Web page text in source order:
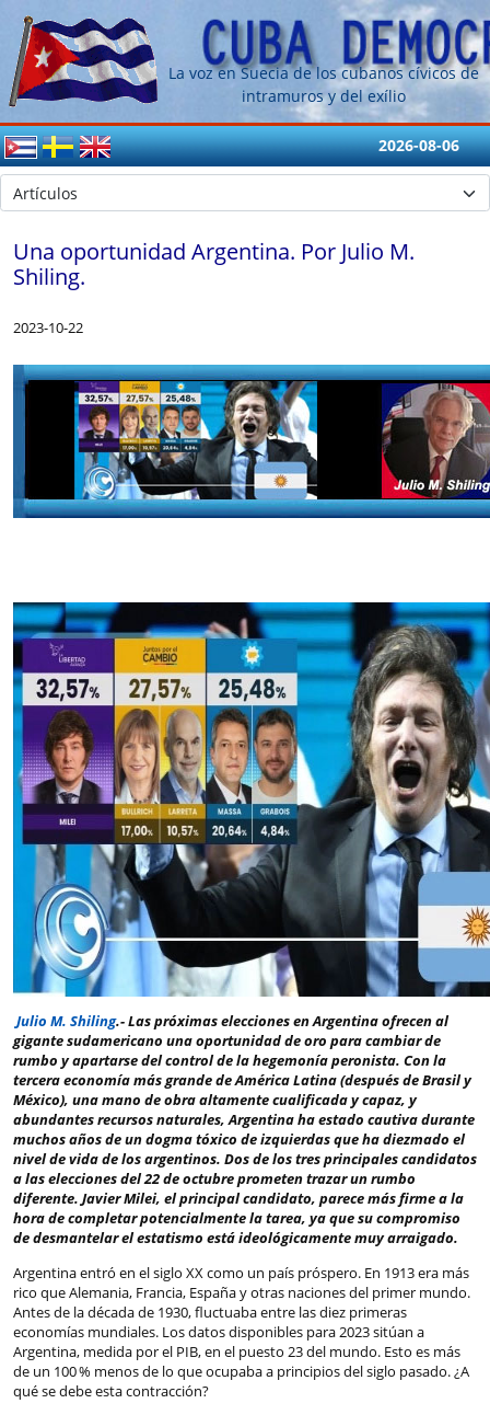
La voz en Suecia de los cubanos cívicos de
intramuros y del exílio
2026-08-06
Una oportunidad Argentina. Por Julio M.
Shiling.
2023-10-22
Julio M. Shiling.-Las próximas elecciones en Argentina ofrecen al
gigante sudamericano una oportunidad de oro para cambiar de
rumbo y apartarse del control de la hegemonía peronista. Con la
tercera economía más grande de América Latina (después de Brasil y
México), una mano de obra altamente cualificada y capaz, y
abundantes recursos naturales, Argentina ha estado cautiva durante
muchos años de un dogma tóxico de izquierdas que ha diezmado el
nivel de vida de los argentinos. Dos de los tres principales candidatos
a las elecciones del 22 de octubre prometen trazar un rumbo
diferente. Javier Milei, el principal candidato, parece más firme a la
hora de completar potencialmente la tarea, ya que su compromiso
de desmantelar el estatismo está ideológicamente muy arraigado.
Argentina entró en el siglo XX como un país próspero. En 1913 era más
rico que Alemania, Francia, España y otras naciones del primer mundo.
Antes de la década de 1930, fluctuaba entre las diez primeras
economías mundiales. Los datos disponibles para 2023 sitúan a
Argentina, medida por el PIB, en el puesto 23 del mundo. Esto es más
de un 100 % menos de lo que ocupaba a principios del siglo pasado. ¿A
qué se debe esta contracción?